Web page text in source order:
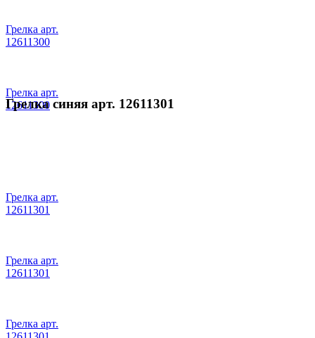
Грелка арт.
12611300
Грелка арт.
12611300
Грелка синяя арт. 12611301
Грелка арт.
12611301
Грелка арт.
12611301
Грелка арт.